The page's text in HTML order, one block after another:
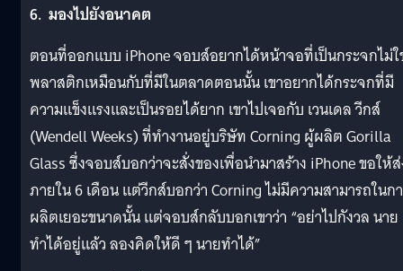
6. มองไปยังอนาคต
ตอนที่ออกแบบ iPhone จอบส์อยากได้หน้าจอที่เป็นกระจกไม่
พลาสติกเหมือนกับที่มีในตลาดตอนนั้น เขาอยากได้กระจกที่มี
ความแข็งแรงและเป็นรอยได้ยาก เขาไปเจอกับ เวนเดล วีกส์
(Wendell Weeks) ที่ทำงานอยู่บริษัท Corning ผู้ผลิต Gorilla
Glass ซึ่งจอบส์บอกว่าจะสั่งของเพื่อนำมาสร้าง iPhone ขอให้
ภายใน 6 เดือน แต่วีกส์บอกว่า Corning ไม่มีความสามารถในก
ผลิตเยอะขนาดนั้น แต่จอบส์กลับบอกเขาว่า “อย่าไปกังวล นาย
ทำได้อยู่แล้ว ลองคิดให้ดี ๆ นายทำได้”